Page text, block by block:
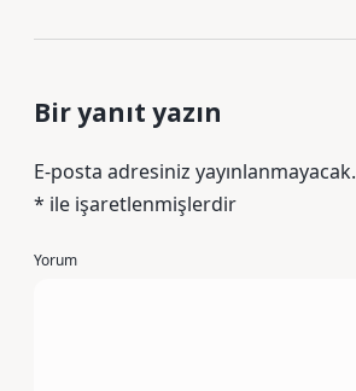
Bir yanıt yazın
E-posta adresiniz yayınlanmayacak.
* ile işaretlenmişlerdir
Yorum